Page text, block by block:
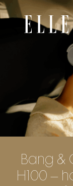
Bang &
H100 –